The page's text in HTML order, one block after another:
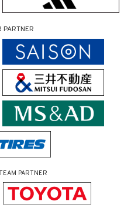
PARTNER
PARTNER